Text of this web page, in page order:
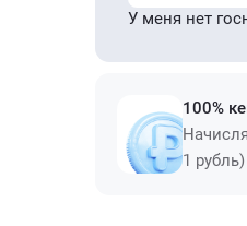
У меня нет
100%
1 рубль)